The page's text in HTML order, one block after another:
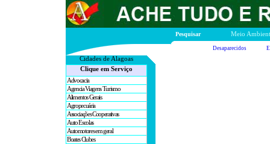
Pesquisar Meio
Desaparecidos
Cidades de Alagoas
Clique em Serviço
Advocacia
Agencia Viagens Turismo
Alimentos Gerais
Agropecuária
Associações Cooperativas
Auto Escolas
Automotores em geral
Boates Clubes